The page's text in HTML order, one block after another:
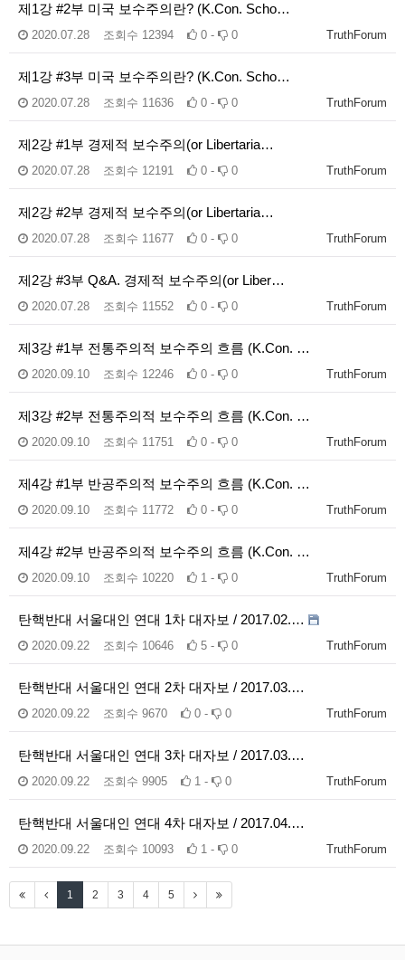
제1강 #2부 미국 보수주의란? (K.Con. Scho…
TruthForum
2020.07.28 조회수 12394 0 - 0
제1강 #3부 미국 보수주의란? (K.Con. Scho…
TruthForum
2020.07.28 조회수 11636 0 - 0
제2강 #1부 경제적 보수주의(or Libertaria…
TruthForum
2020.07.28 조회수 12191 0 - 0
제2강 #2부 경제적 보수주의(or Libertaria…
TruthForum
2020.07.28 조회수 11677 0 - 0
제2강 #3부 Q&A. 경제적 보수주의(or Liber…
TruthForum
2020.07.28 조회수 11552 0 - 0
제3강 #1부 전통주의적 보수주의 흐름 (K.Con. …
TruthForum
2020.09.10 조회수 12246 0 - 0
제3강 #2부 전통주의적 보수주의 흐름 (K.Con. …
TruthForum
2020.09.10 조회수 11751 0 - 0
제4강 #1부 반공주의적 보수주의 흐름 (K.Con. …
TruthForum
2020.09.10 조회수 11772 0 - 0
제4강 #2부 반공주의적 보수주의 흐름 (K.Con. …
TruthForum
2020.09.10 조회수 10220 1 - 0
탄핵반대 서울대인 연대 1차 대자보 / 2017.02.…
TruthForum
2020.09.22 조회수 10646 5 - 0
탄핵반대 서울대인 연대 2차 대자보 / 2017.03.…
TruthForum
2020.09.22 조회수 9670 0 - 0
탄핵반대 서울대인 연대 3차 대자보 / 2017.03.…
TruthForum
2020.09.22 조회수 9905 1 - 0
탄핵반대 서울대인 연대 4차 대자보 / 2017.04.…
TruthForum
2020.09.22 조회수 10093 1 - 0
1 2 3 4 5